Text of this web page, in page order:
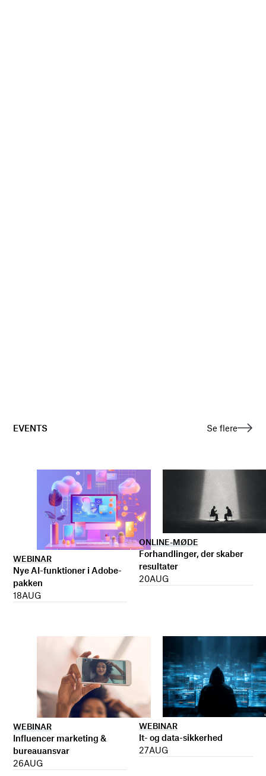
EVENTS Se flere
WEBINAR
Nye AI-funktioner i Adobe-
pakken
18AUG
ONLINE-MØDE
Forhandlinger, der skaber
resultater
20AUG
WEBINAR
Influencer marketing &
bureauansvar
26AUG
WEBINAR
It- og data-sikkerhed
27AUG